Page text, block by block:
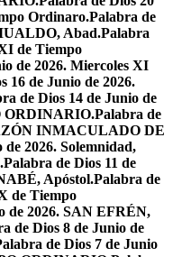
Ordinaro.Palabra de
Abad.Palabra
de Tiempo
de 2026. Miercoles XI
16 de Junio de 2026.
de Dios 14 de Junio de
ORDINARIO.Palabra de
INMACULADO DE
2026. Solemnidad,
Palabra de Dios 11 de
Apóstol.Palabra de
de Tiempo
de 2026. SAN EFRÉN,
de Dios 8 de Junio de
de Dios 7 de Junio